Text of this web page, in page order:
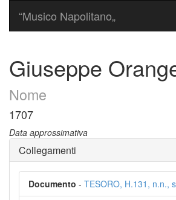
“Musico Napolitano„
Giuseppe
Nome
1707
Data approssimativa
Collegamenti
Documento - TESORO, H.131, n.n.,